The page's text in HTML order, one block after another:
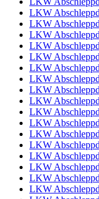
LKW
LKW
LKW
LKW
LKW
LKW
LKW
LKW
LKW
LKW
LKW
LKW
LKW
LKW
LKW
LKW
LKW